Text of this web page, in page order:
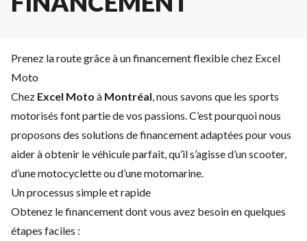
Prenez la route grâce à un financement flexible chez Excel
Moto
Chez Excel Moto à Montréal, nous savons que les sports
motorisés font partie de vos passions. C’est pourquoi nous
proposons des solutions de financement adaptées pour vous
aider à obtenir le véhicule parfait, qu’il s’agisse d’un scooter,
d’une motocyclette ou d’une motomarine.
Un processus simple et rapide
Obtenez le financement dont vous avez besoin en quelques
étapes faciles :